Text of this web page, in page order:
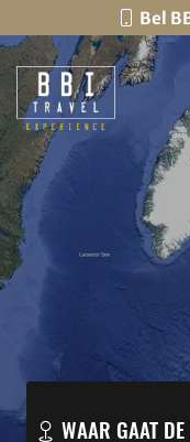
Bel
WAAR GAAT